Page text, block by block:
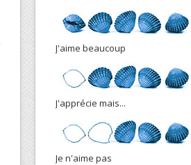
J'aime beaucoup
J'apprécie mais...
Je n'aime pas